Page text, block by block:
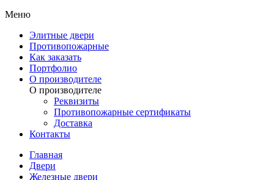
Меню
Элитные двери
Противопожарные
Как заказать
Портфолио
О производителе
О производителе
Реквизиты
Противопожарные сертификаты
Доставка
Контакты
Главная
Двери
Железные двери